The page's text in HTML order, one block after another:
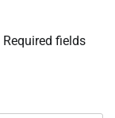
Required fields